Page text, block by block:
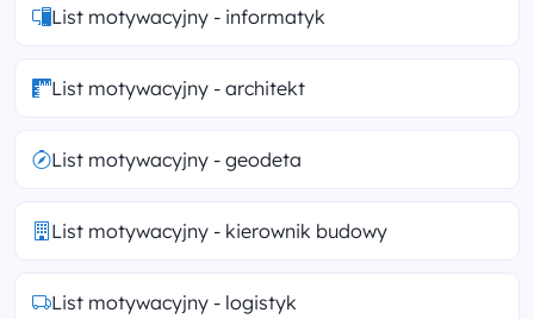
List motywacyjny - informatyk
List motywacyjny - architekt
List motywacyjny - geodeta
List motywacyjny - kierownik budowy
List motywacyjny - logistyk